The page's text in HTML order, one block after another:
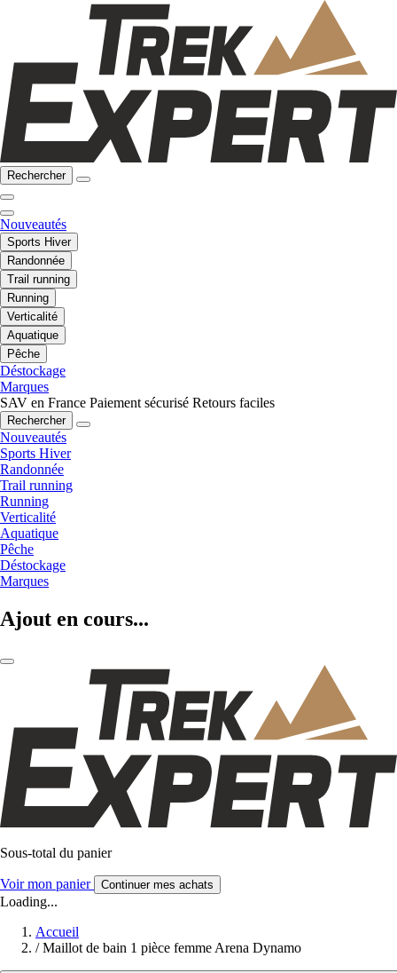
Rechercher
Nouveautés
Sports Hiver
Randonnée
Trail running
Running
Verticalité
Aquatique
Pêche
Déstockage
Marques
SAV en France Paiement sécurisé Retours faciles
Rechercher
Nouveautés
Sports Hiver
Randonnée
Trail running
Running
Verticalité
Aquatique
Pêche
Déstockage
Marques
Ajout en cours...
Sous-total du panier
Voir mon panier Continuer mes achats
Loading...
Accueil
/ Maillot de bain 1 pièce femme Arena Dynamo